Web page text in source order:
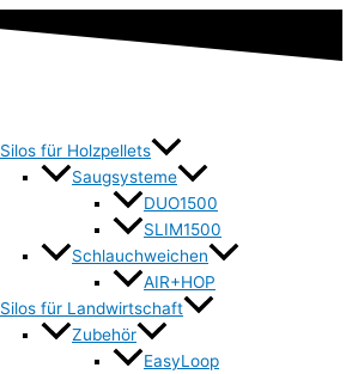
Silos für Holzpellets
Saugsysteme
DUO1500
SLIM1500
Schlauchweichen
AIR+HOP
Silos für Landwirtschaft
Zubehör
EasyLoop